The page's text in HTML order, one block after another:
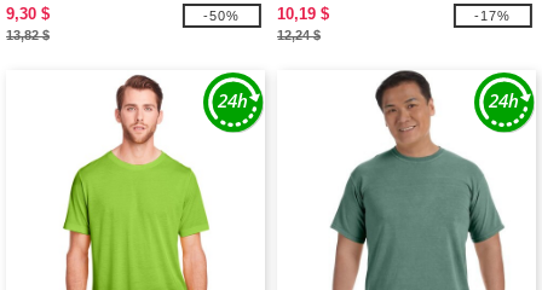
9,30 $
13,82 $
-50%
10,19 $
12,24 $
-17%